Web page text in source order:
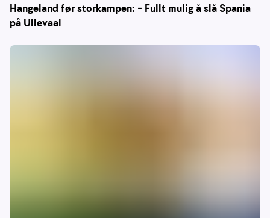
Hangeland før storkampen: – Fullt mulig å slå Spania
på Ullevaal